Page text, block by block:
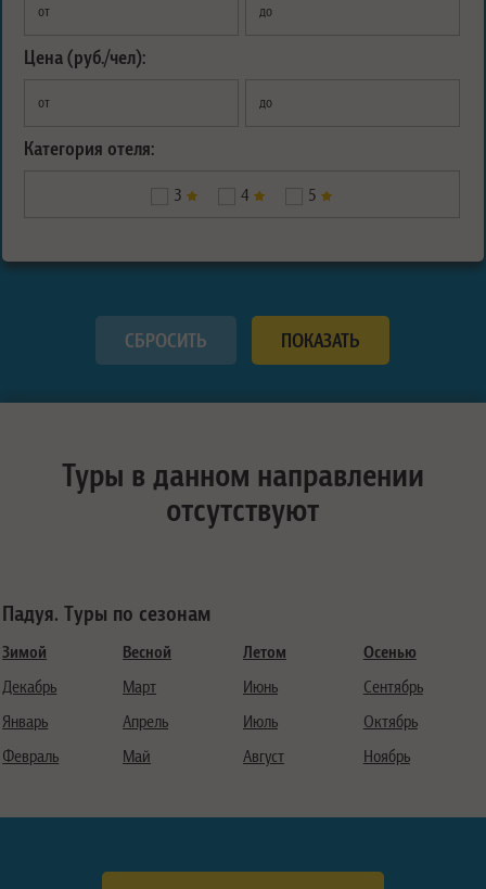
от до
Цена (руб./чел):
от до
Категория отеля:
3 4 5
Туры в данном направлении
отсутствуют
Падуя. Туры по сезонам
Зимой
Декабрь
Январь
Февраль
Весной
Март
Апрель
Май
Летом
Июнь
Июль
Август
Осенью
Сентябрь
Октябрь
Ноябрь